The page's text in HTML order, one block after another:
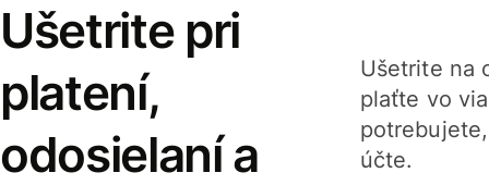
Ušetrite pri
platení,
odosielaní a
Ušetrite na
plaťte vo
účte.